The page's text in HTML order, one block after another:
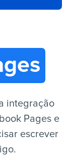
integração
Pages e
escrever